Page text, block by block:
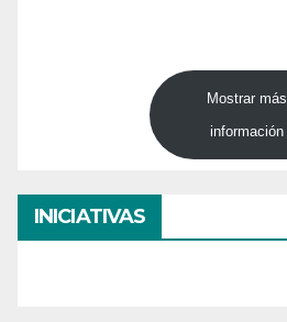
Mostrar más
información
INICIATIVAS